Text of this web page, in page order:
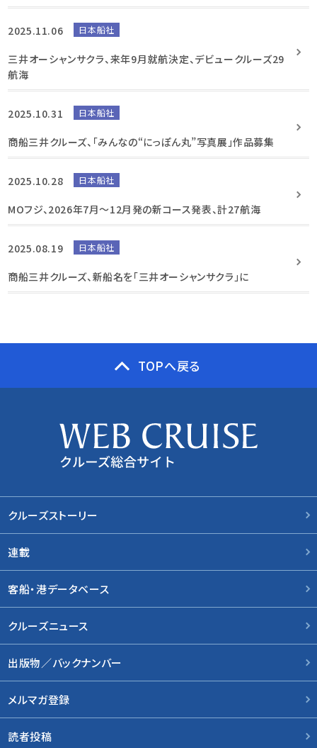
2025.11.06 日本船社
三井オーシャンサクラ、来年9月就航決定、デビュークルーズ29
航海
2025.10.31 日本船社
商船三井クルーズ、「みんなの“にっぽん丸”写真展」作品募集
2025.10.28 日本船社
MOフジ、2026年7月～12月発の新コース発表、計27航海
2025.08.19 日本船社
商船三井クルーズ、新船名を「三井オーシャンサクラ」に
TOPへ戻る
クルーズストーリー
連載
客船・港データベース
クルーズニュース
出版物／バックナンバー
メルマガ登録
読者投稿